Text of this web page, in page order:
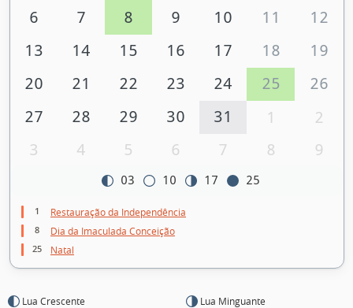
6 7 8 9 10 11
12
13
14 15 16 17 18
19
20
21 22 23 24 25
26
27
28 29 30 31 1
2
3
4 5 6 7 8 9
03 10 17 25
1 Restauração da Independência
8 Dia da Imaculada Conceição
25 Natal
Lua Crescente
Lua Minguante